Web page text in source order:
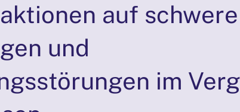
PRÄSENZTAGE 26./27.10.2024
PRÄSENZTAGE JAN 2025 PRÄSENZTAGE
auf schwere
und
im